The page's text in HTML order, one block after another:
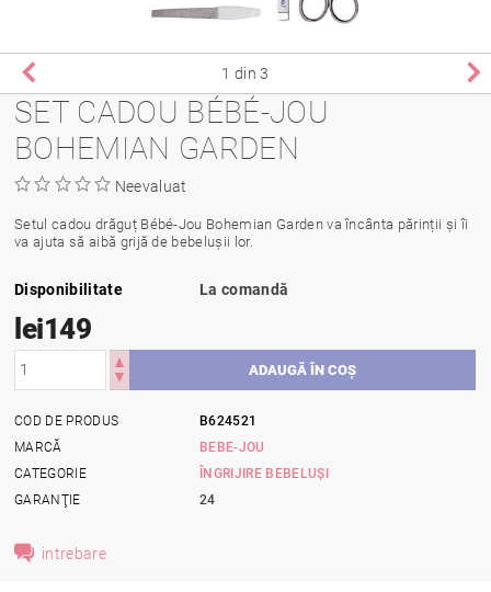
1 din 3
SET CADOU BÉBÉ-JOU
BOHEMIAN GARDEN
Neevaluat
Setul cadou drăguț Bébé-Jou Bohemian Garden va încânta părinții și îi
va ajuta să aibă grijă de bebelușii lor.
Disponibilitate La comandă
lei149
COD DE PRODUS
B624521
MARCĂ
BEBE-JOU
CATEGORIE
ÎNGRIJIRE BEBELUȘI
GARANŢIE
24
intrebare